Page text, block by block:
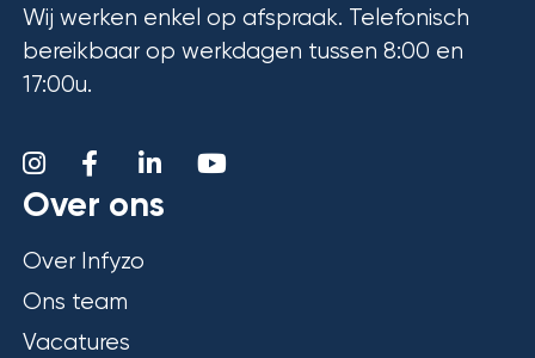
Wij werken enkel op afspraak. Telefonisch
bereikbaar op werkdagen tussen 8:00 en
17:00u.
Over ons
Over Infyzo
Ons team
Vacatures